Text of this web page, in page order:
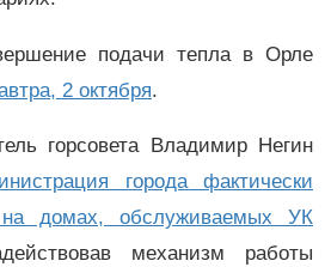
подачи тепла в Орле
2 октября.
горсовета Владимир Негин
города фактически
домах, обслуживаемых УК
механизм работы